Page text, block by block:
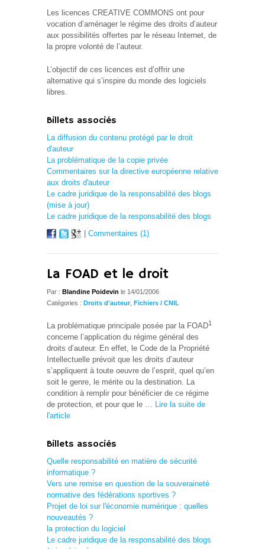
Les licences CREATIVE COMMONS ont pour
vocation d’aménager le régime des droits d’auteur
aux possibilités offertes par le réseau Internet, de
la propre volonté de l’auteur.
L’objectif de ces licences est d’offrir une
alternative qui s’inspire du monde des logiciels
libres.
Billets associés
La diffusion du contenu protégé par le droit
d'auteur
La problématique de la copie privée
Commentaires sur la directive européenne relative
aux droits d'auteur
Le cadre juridique de la responsabilité des blogs
(mise à jour)
Le cadre juridique de la responsabilité des blogs
Commentaires (1)
La FOAD et le droit
Par : Blandine Poidevin le 14/01/2006
Catégories : Droits d'auteur, Fichiers / CNIL
La problématique principale posée par la FOAD1
concerne l’application du régime général des
droits d’auteur. En effet, le Code de la Propriété
Intellectuelle prévoit que les droits d’auteur
s’appliquent à toute oeuvre de l’esprit, quel qu’en
soit le genre, le mérite ou la destination. La
condition à remplir pour bénéficier de ce régime
de protection, et pour que le … Lire la suite de
l'article
Billets associés
Quelle responsabilité en matière de sécurité
informatique ?
Vers une remise en question de la souveraineté
normative des fédérations sportives ?
Projet de loi sur l'économie numérique : quelles
nouveautés ?
la protection du logiciel
Le cadre juridique de la responsabilité des blogs